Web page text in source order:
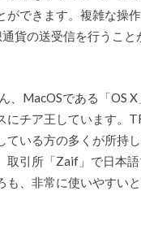
ができます。複雑な操
貨の送受信を行うこと
、MacOSである「OS
にチア王しています。
ている方の多くが所持
取引所「Zaif」で日本
も、非常に使いやすい